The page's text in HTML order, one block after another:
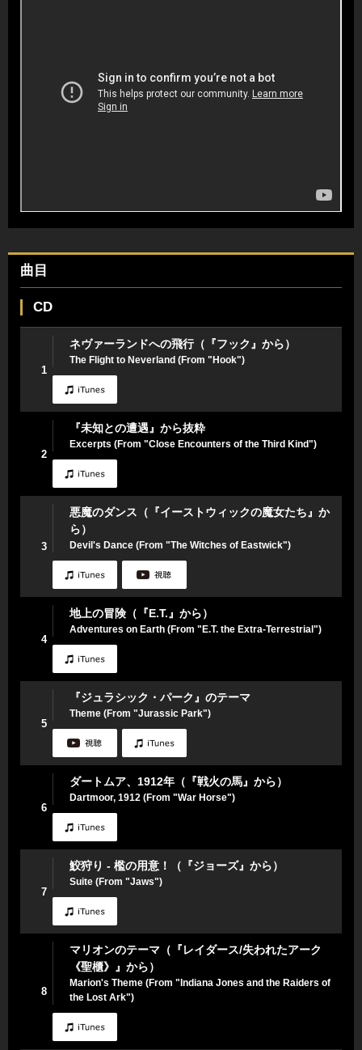
曲目
CD
1
ネヴァーランドへの飛行（『フック』から）
The Flight to Neverland (From "Hook")
2
『未知との遭遇』から抜粋
Excerpts (From "Close Encounters of the Third Kind")
3
悪魔のダンス（『イーストウィックの魔女たち』か
ら）
Devil's Dance (From "The Witches of Eastwick")
4
地上の冒険（『E.T.』から）
Adventures on Earth (From "E.T. the Extra-Terrestrial")
5
『ジュラシック・パーク』のテーマ
Theme (From "Jurassic Park")
6
ダートムア、1912年（『戦火の馬』から）
Dartmoor, 1912 (From "War Horse")
7
鮫狩り - 檻の用意！（『ジョーズ』から）
Suite (From "Jaws")
8
マリオンのテーマ（『レイダース/失われたアーク
《聖櫃》』から）
Marion's Theme (From "Indiana Jones and the Raiders of
the Lost Ark")